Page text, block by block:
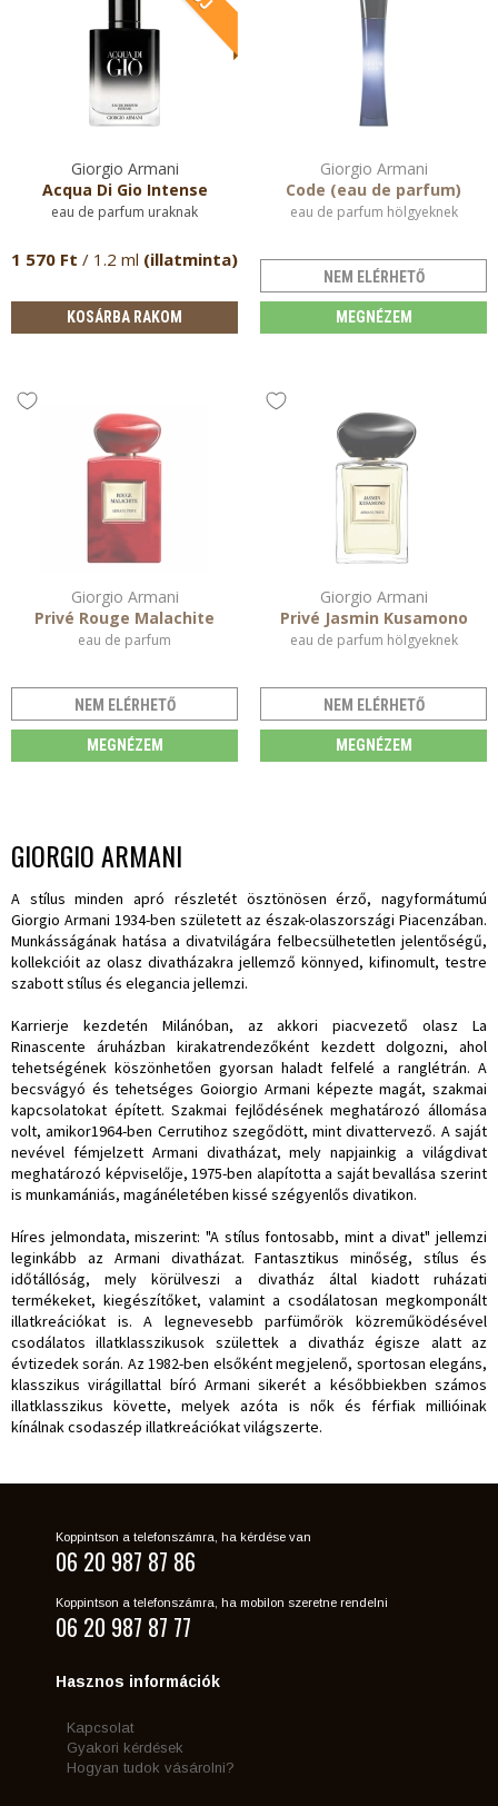
Giorgio Armani
Acqua Di Gio Intense
eau de parfum uraknak
1 570 Ft / 1.2 ml (illatminta)
KOSÁRBA RAKOM
Giorgio Armani
Code (eau de parfum)
eau de parfum hölgyeknek
NEM ELÉRHETŐ
MEGNÉZEM
Giorgio Armani
Privé Rouge Malachite
eau de parfum
NEM ELÉRHETŐ
MEGNÉZEM
Giorgio Armani
Privé Jasmin Kusamono
eau de parfum hölgyeknek
NEM ELÉRHETŐ
MEGNÉZEM
GIORGIO ARMANI
A stílus minden apró részletét ösztönösen érző, nagyformátumú
Giorgio Armani 1934-ben született az észak-olaszországi Piacenzában.
Munkásságának hatása a divatvilágára felbecsülhetetlen jelentőségű,
kollekcióit az olasz divatházakra jellemző könnyed, kifinomult, testre
szabott stílus és elegancia jellemzi.
Karrierje kezdetén Milánóban, az akkori piacvezető olasz La
Rinascente áruházban kirakatrendezőként kezdett dolgozni, ahol
tehetségének köszönhetően gyorsan haladt felfelé a ranglétrán. A
becsvágyó és tehetséges Goiorgio Armani képezte magát, szakmai
kapcsolatokat épített. Szakmai fejlődésének meghatározó állomása
volt, amikor1964-ben Cerrutihoz szegődött, mint divattervező. A saját
nevével fémjelzett Armani divatházat, mely napjainkig a világdivat
meghatározó képviselője, 1975-ben alapította a saját bevallása szerint
is munkamániás, magánéletében kissé szégyenlős divatikon.
Híres jelmondata, miszerint: "A stílus fontosabb, mint a divat" jellemzi
leginkább az Armani divatházat. Fantasztikus minőség, stílus és
időtállóság, mely körülveszi a divatház által kiadott ruházati
termékeket, kiegészítőket, valamint a csodálatosan megkomponált
illatkreációkat is. A legnevesebb parfümőrök közreműködésével
csodálatos illatklasszikusok születtek a divatház égisze alatt az
évtizedek során. Az 1982-ben elsőként megjelenő, sportosan elegáns,
klasszikus virágillattal bíró Armani sikerét a későbbiekben számos
illatklasszikus követte, melyek azóta is nők és férfiak millióinak
kínálnak csodaszép illatkreációkat világszerte.
Koppintson a telefonszámra, ha kérdése van
06 20 987 87 86
Koppintson a telefonszámra, ha mobilon szeretne rendelni
06 20 987 87 77
Hasznos információk
Kapcsolat
Gyakori kérdések
Hogyan tudok vásárolni?